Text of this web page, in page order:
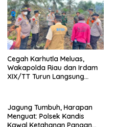
Cegah Karhutla Meluas,
Wakapolda Riau dan Irdam
XIX/TT Turun Langsung
Jagung Tumbuh, Harapan
Menguat: Polsek Kandis
Kawal Ketahanan Pangan